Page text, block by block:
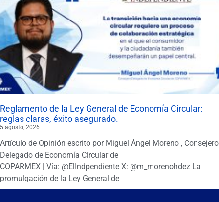
Reglamento de la Ley General de Economía Circular:
reglas claras, éxito asegurado.
5 agosto, 2026
Artículo de Opinión escrito por Miguel Ángel Moreno , Consejero
Delegado de Economía Circular de
COPARMEX | Vía: @ElIndpendiente X: @m_morenohdez La
promulgación de la Ley General de